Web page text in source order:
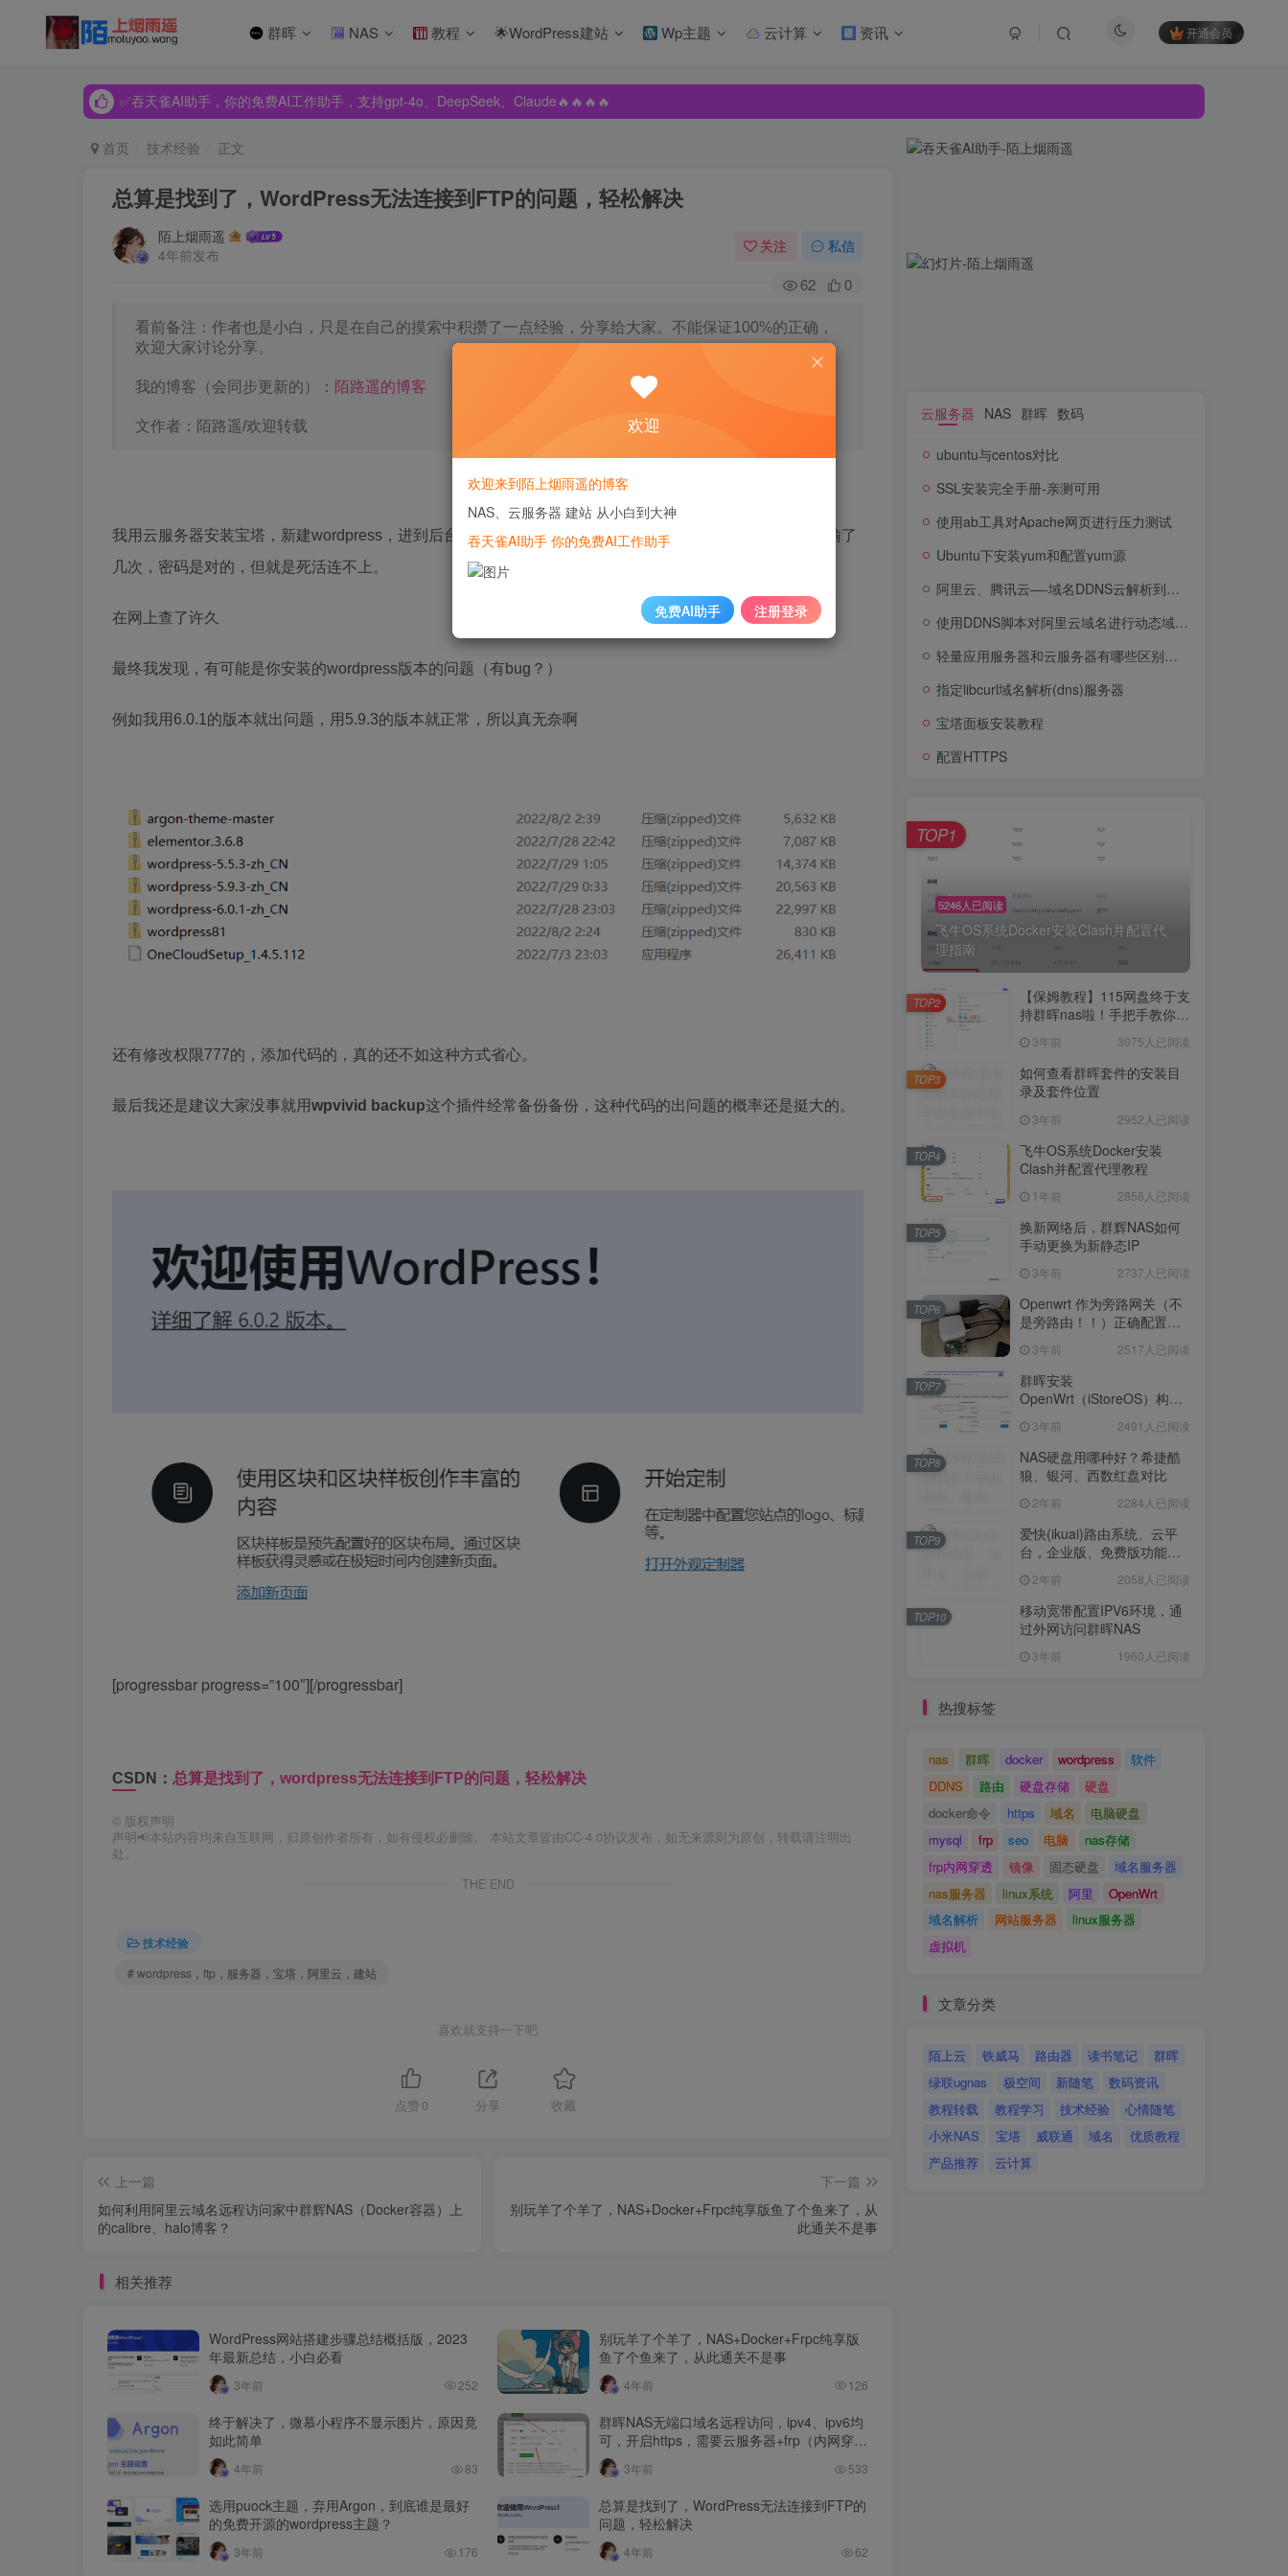
群晖 NAS 教程 🌟WordPress建站 Wp主题 云计算 资讯 开通会员
✅吞天雀AI助手，你的免费AI工作助手，支持gpt-4o、DeepSeek、Claude🔥🔥🔥🔥
✅吞天雀AI助手，你的免费AI工作助手，支持gpt-4o、DeepSeek、Claude🔥🔥🔥🔥
首页 技术经验 正文
总算是找到了，WordPress无法连接到FTP的问题，轻松解决
陌上烟雨遥
4年前发布
关注 私信
62 0
看前备注：作者也是小白，只是在自己的摸索中积攒了一点经验，分享给大家。不能保证100%的正确，
欢迎大家讨论分享。
我的博客（会同步更新的）： 陌路遥的博客
文作者：陌路遥/欢迎转载
我用云服务器安装宝塔，新建wordpress，进到后台管理，安装主题或插件的时候总是要输入FTP密码，我输了
几次，密码是对的，但就是死活连不上。
在网上查了许久
最终我发现，有可能是你安装的wordpress版本的问题（有bug？）
例如我用6.0.1的版本就出问题，用5.9.3的版本就正常，所以真无奈啊
还有修改权限777的，添加代码的，真的还不如这种方式省心。
最后我还是建议大家没事就用wpvivid backup这个插件经常备份备份，这种代码的出问题的概率还是挺大的。
[progressbar progress=”100″][/progressbar]
CSDN： 总算是找到了，wordpress无法连接到FTP的问题，轻松解决
© 版权声明
声明📢本站内容均来自互联网，归原创作者所有，如有侵权必删除。 本站文章皆由CC-4.0协议发布，如无来源则为原创，转载请注明出
处。
THE END
技术经验
# wordpress，ftp，服务器，宝塔，阿里云，建站
喜欢就支持一下吧
点赞 0 分享 收藏
上一篇
如何利用阿里云域名远程访问家中群辉NAS（Docker容器）上
的calibre、halo博客？
下一篇
别玩羊了个羊了，NAS+Docker+Frpc纯享版鱼了个鱼来了，从
此通关不是事
相关推荐
WordPress网站搭建步骤总结概括版，2023
年最新总结，小白必看
3年前 252
别玩羊了个羊了，NAS+Docker+Frpc纯享版
鱼了个鱼来了，从此通关不是事
4年前 126
终于解决了，微慕小程序不显示图片，原因竟
如此简单
4年前 83
群晖NAS无端口域名远程访问，ipv4、ipv6均
可，开启https，需要云服务器+frp（内网穿
透）+宝塔（反向代理）
3年前 533
选用puock主题，弃用Argon，到底谁是最好
的免费开源的wordpress主题？
3年前 176
总算是找到了，WordPress无法连接到FTP的
问题，轻松解决
4年前 62
云服务器 NAS 群晖 数码
ubuntu与centos对比
SSL安装完全手册-亲测可用
使用ab工具对Apache网页进行压力测试
Ubuntu下安装yum和配置yum源
阿里云、腾讯云—-域名DDNS云解析到动态IP
使用DDNS脚本对阿里云域名进行动态域名解析
轻量应用服务器和云服务器有哪些区别，该如何选择？
指定libcurl域名解析(dns)服务器
宝塔面板安装教程
配置HTTPS
5246人已阅读
飞牛OS系统Docker安装Clash并配置代
理指南
TOP1
【保姆教程】115网盘终于支
持群晖nas啦！手把手教你群
盘！3年前 3075人已阅读
TOP2
如何查看群晖套件的安装目
录及套件位置
3年前 2952人已阅读
TOP3
飞牛OS系统Docker安装
Clash并配置代理教程
1年前 2856人已阅读
TOP4
换新网络后，群辉NAS如何
手动更换为新静态IP
3年前 2737人已阅读
TOP5
Openwrt 作为旁路网关（不
是旁路由！！）正确配置方
3年前 2517人已阅读
TOP6
群晖安装
OpenWrt（iStoreOS）构建
3年前 2491人已阅读
TOP7
NAS硬盘用哪种好？希捷酷
狼、银河、西数红盘对比
2年前 2284人已阅读
TOP8
爱快(ikuai)路由系统、云平
台，企业版、免费版功能对
2年前 2058人已阅读
TOP9
移动宽带配置IPV6环境，通
过外网访问群晖NAS
3年前 1960人已阅读
TOP10
热搜标签
nas 群晖 docker wordpress
软件
DDNS
路由 硬盘存储
硬盘
docker命令
https 域名
电脑硬盘
mysql
frp seo 电脑
nas存储
frp内网穿透
镜像 固态硬盘
域名服务器
nas服务器
linux系统 阿里
OpenWrt
域名解析
网站服务器
linux服务器
虚拟机
文章分类
陌上云 铁威马 路由器 读书笔记
群晖
绿联ugnas
极空间 新随笔
数码资讯
教程转载
教程学习 技术经验
心情随笔
小米NAS
宝塔 威联通 域名
优质教程
产品推荐
云计算
欢迎
欢迎来到陌上烟雨遥的博客
NAS、云服务器 建站 从小白到大神
吞天雀AI助手 你的免费AI工作助手
免费AI助手 注册登录